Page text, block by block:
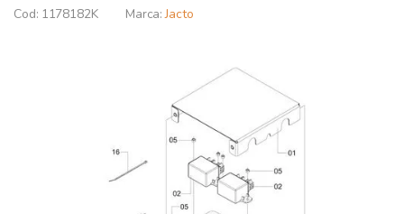
1178182K Jacto